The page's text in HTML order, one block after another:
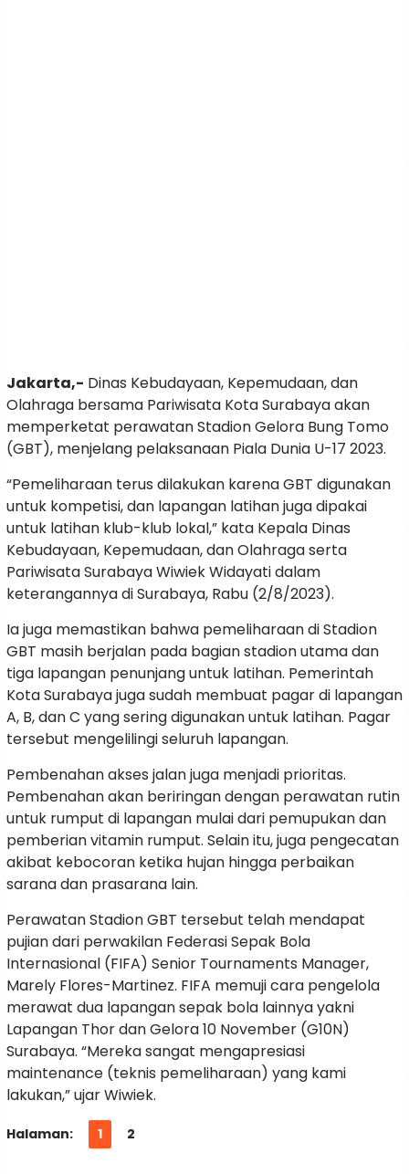
Jakarta,- Dinas Kebudayaan, Kepemudaan, dan
Olahraga bersama Pariwisata Kota Surabaya akan
memperketat perawatan Stadion Gelora Bung Tomo
(GBT), menjelang pelaksanaan Piala Dunia U-17 2023.
“Pemeliharaan terus dilakukan karena GBT digunakan
untuk kompetisi, dan lapangan latihan juga dipakai
untuk latihan klub-klub lokal,” kata Kepala Dinas
Kebudayaan, Kepemudaan, dan Olahraga serta
Pariwisata Surabaya Wiwiek Widayati dalam
keterangannya di Surabaya, Rabu (2/8/2023).
Ia juga memastikan bahwa pemeliharaan di Stadion
GBT masih berjalan pada bagian stadion utama dan
tiga lapangan penunjang untuk latihan. Pemerintah
Kota Surabaya juga sudah membuat pagar di lapangan
A, B, dan C yang sering digunakan untuk latihan. Pagar
tersebut mengelilingi seluruh lapangan.
Pembenahan akses jalan juga menjadi prioritas.
Pembenahan akan beriringan dengan perawatan rutin
untuk rumput di lapangan mulai dari pemupukan dan
pemberian vitamin rumput. Selain itu, juga pengecatan
akibat kebocoran ketika hujan hingga perbaikan
sarana dan prasarana lain.
Perawatan Stadion GBT tersebut telah mendapat
pujian dari perwakilan Federasi Sepak Bola
Internasional (FIFA) Senior Tournaments Manager,
Marely Flores-Martinez. FIFA memuji cara pengelola
merawat dua lapangan sepak bola lainnya yakni
Lapangan Thor dan Gelora 10 November (G10N)
Surabaya. “Mereka sangat mengapresiasi
maintenance (teknis pemeliharaan) yang kami
lakukan,” ujar Wiwiek.
Halaman: 1 2